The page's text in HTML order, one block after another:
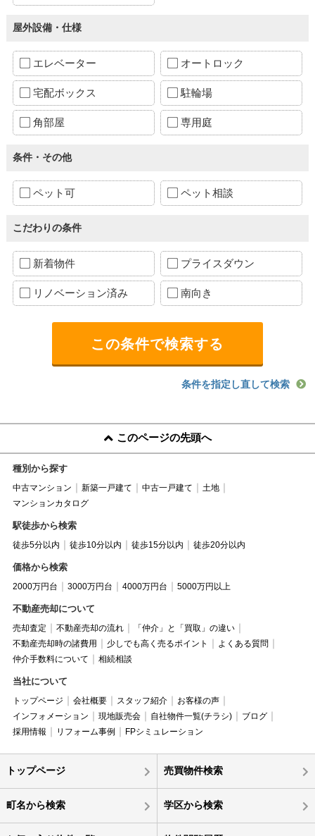
屋外設備・仕様
エレベーター オートロック
宅配ボックス 駐輪場
角部屋 専用庭
条件・その他
ペット可 ペット相談
こだわりの条件
新着物件 プライスダウン
リノベーション済み 南向き
条件を指定し直して検索
このページの先頭へ
種別から探す
中古マンション 新築一戸建て 中古一戸建て
土地
マンションカタログ
駅徒歩から検索
徒歩5分以内 徒歩10分以内 徒歩15分以内 徒歩20分以内
価格から検索
2000万円台 3000万円台 4000万円台 5000万円以上
不動産売却について
売却査定 不動産売却の流れ
「仲介」と「買取」の違い
不動産売却時の諸費用
少しでも高く売るポイント
よくある質問
仲介手数料について
相続相談
当社について
トップページ 会社概要 スタッフ紹介
お客様の声
インフォメーション
現地販売会 自社物件一覧(チラシ)
ブログ
採用情報
リフォーム事例 FPシミュレーション
トップページ 売買物件検索
町名から検索 学区から検索